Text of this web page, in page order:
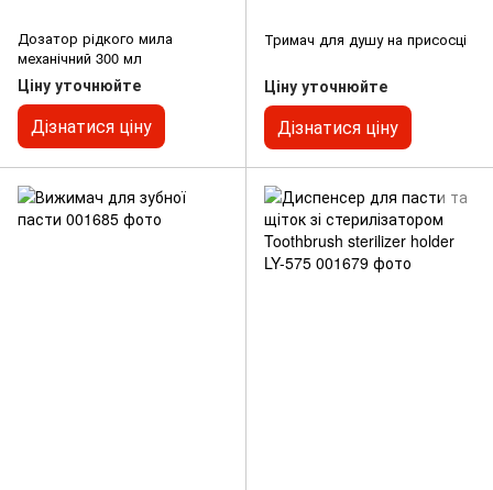
Дозатор рідкого мила
механічний 300 мл
Ціну уточнюйте
Дізнатися ціну
Тримач для душу на присосці
Ціну уточнюйте
Дізнатися ціну